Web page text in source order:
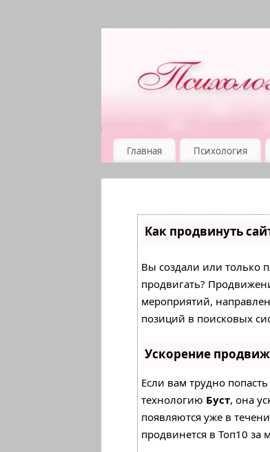
Главная Психология
Как продвинуть
Вы создали или только
продвигать?
мероприятий,
позиций в поисковых
Ускорение
Если вам трудно
технологию Буст, она
появляются уже в
продвинется в Топ10 за